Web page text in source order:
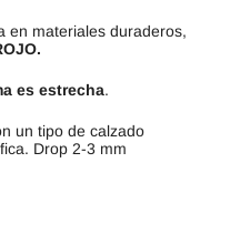
en materiales duraderos,
es estrecha.
un tipo de calzado
Drop 2-3 mm